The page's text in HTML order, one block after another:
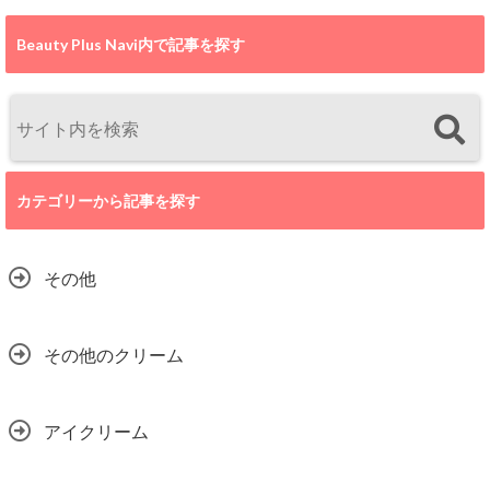
Beauty Plus Navi内で記事を探す
カテゴリーから記事を探す
その他
その他のクリーム
アイクリーム